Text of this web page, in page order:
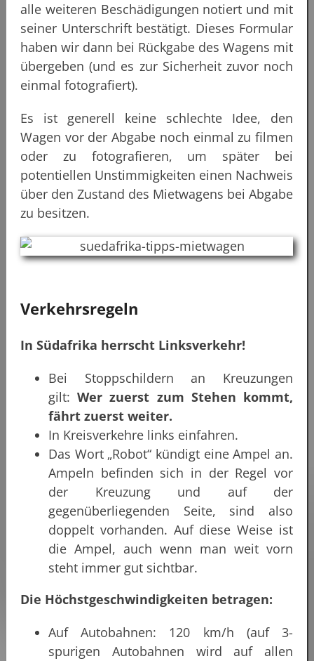
alle weiteren Beschädigungen notiert und mit
seiner Unterschrift bestätigt. Dieses Formular
haben wir dann bei Rückgabe des Wagens mit
übergeben (und es zur Sicherheit zuvor noch
einmal fotografiert).
Es ist generell keine schlechte Idee, den
Wagen vor der Abgabe noch einmal zu filmen
oder zu fotografieren, um später bei
potentiellen Unstimmigkeiten einen Nachweis
über den Zustand des Mietwagens bei Abgabe
zu besitzen.
Verkehrsregeln
In Südafrika herrscht Linksverkehr!
Bei Stoppschildern an Kreuzungen
gilt:Wer zuerst zum Stehen kommt,
fährt zuerst weiter.
In Kreisverkehre links einfahren.
Das Wort „Robot“ kündigt eine Ampel an.
Ampeln befinden sich in der Regel vor
der Kreuzung und auf der
gegenüberliegenden Seite, sind also
doppelt vorhanden. Auf diese Weise ist
die Ampel, auch wenn man weit vorn
steht immer gut sichtbar.
Die Höchstgeschwindigkeiten betragen:
Auf Autobahnen: 120 km/h (auf 3-
spurigen Autobahnen wird auf allen